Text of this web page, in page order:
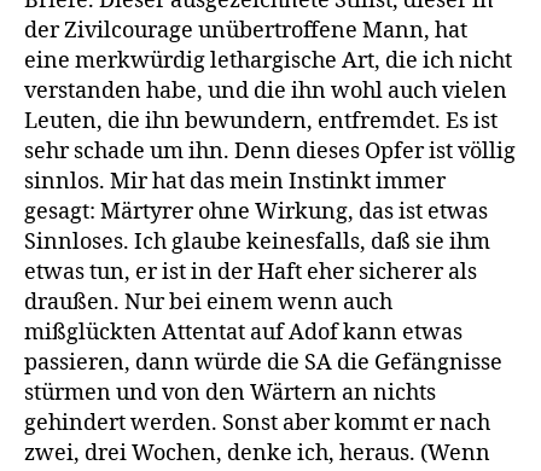
der Zivilcourage unübertroffene Mann, hat
eine merkwürdig lethargische Art, die ich nicht
verstanden habe, und die ihn wohl auch vielen
Leuten, die ihn bewundern, entfremdet. Es ist
sehr schade um ihn. Denn dieses Opfer ist völlig
sinnlos. Mir hat das mein Instinkt immer
gesagt: Märtyrer ohne Wirkung, das ist etwas
Sinnloses. Ich glaube keinesfalls, daß sie ihm
etwas tun, er ist in der Haft eher sicherer als
draußen. Nur bei einem wenn auch
mißglückten Attentat auf Adof kann etwas
passieren, dann würde die SA die Gefängnisse
stürmen und von den Wärtern an nichts
gehindert werden. Sonst aber kommt er nach
zwei, drei Wochen, denke ich, heraus. (Wenn